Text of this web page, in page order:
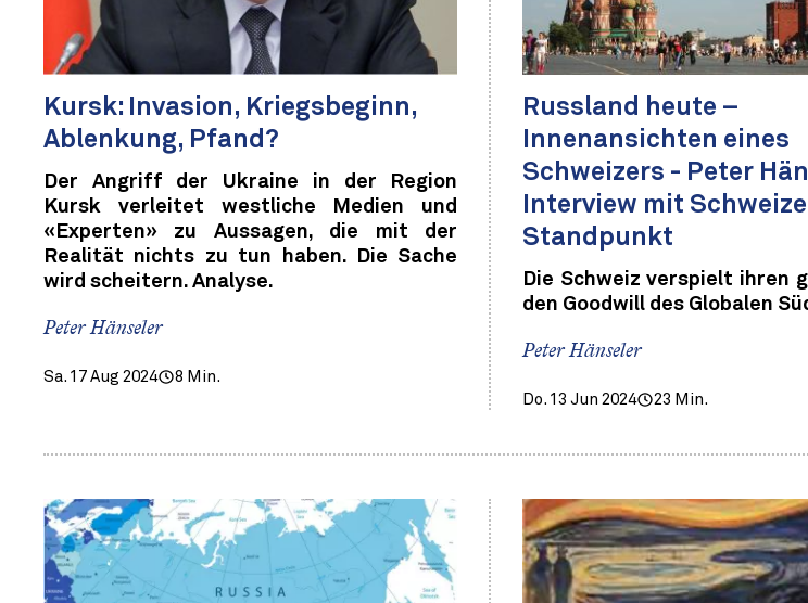
Kursk: Invasion, Kriegsbeginn,
Ablenkung, Pfand?
Der Angriff der Ukraine in der Region
Kursk verleitet westliche Medien und
«Experten» zu Aussagen, die mit der
Realität nichts zu tun haben. Die Sache
wird scheitern. Analyse.
Peter Hänseler
Sa. 17 Aug 2024 8 Min.
Russland heute –
Innenansichten eines
Schweizers - Peter
Interview mit
Standpunkt
Die Schweiz verspielt ihren
den Goodwill des Globalen
Peter Hänseler
Do. 13 Jun 2024 23 Min.